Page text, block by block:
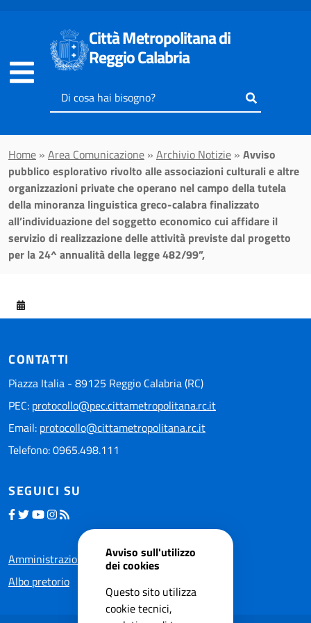
Città Metropolitana di
Reggio Calabria
Inserisci
il
cercare
Home » Area Comunicazione » Archivio Notizie » Avviso
pubblico esplorativo rivolto alle associazioni culturali e altre
organizzazioni private che operano nel campo della tutela
della minoranza linguistica greco-calabra finalizzato
all’individuazione del soggetto economico cui affidare il
servizio di realizzazione delle attività previste dal progetto
per la 24^ annualità della legge 482/99”,
CONTATTI
Piazza Italia - 89125 Reggio Calabria (RC)
PEC: protocollo@pec.cittametropolitana.rc.it
Email: protocollo@cittametropolitana.rc.it
Telefono: 0965.498.111
SEGUICI SU
Amministrazione trasparente
Albo pretorio
Avviso sull'utilizzo
dei cookies
Questo sito utilizza
cookie tecnici,